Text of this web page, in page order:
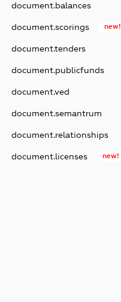
document.balances
document.scorings new!
document.tenders
document.publicfunds
document.ved
document.semantrum
document.relationships
document.licenses new!